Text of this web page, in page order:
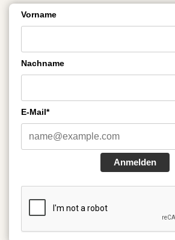
Vorname
Nachname
E-Mail*
Anmelden